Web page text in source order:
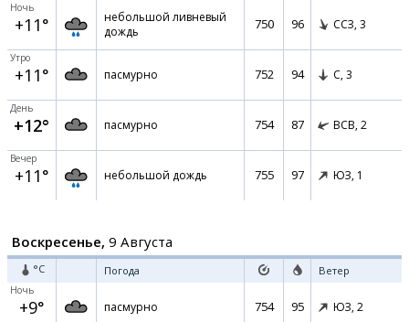
Ночь
+11°
небольшой ливневый
дождь
750 96 ССЗ, 3
Утро
+11° пасмурно 752 94 С, 3
День
+12° пасмурно 754 87 ВСВ, 2
Вечер
+11° небольшой дождь 755 97 ЮЗ, 1
Воскресенье, 9 Августа
°C Погода Ветер
Ночь
+9° пасмурно 754 95 ЮЗ, 2